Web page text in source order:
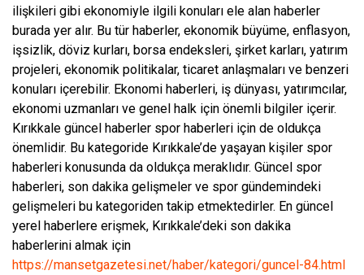
ilişkileri gibi ekonomiyle ilgili konuları ele alan haberler
burada yer alır. Bu tür haberler, ekonomik büyüme, enflasyon,
işsizlik, döviz kurları, borsa endeksleri, şirket karları, yatırım
projeleri, ekonomik politikalar, ticaret anlaşmaları ve benzeri
konuları içerebilir. Ekonomi haberleri, iş dünyası, yatırımcılar,
ekonomi uzmanları ve genel halk için önemli bilgiler içerir.
Kırıkkale güncel haberler spor haberleri için de oldukça
önemlidir. Bu kategoride Kırıkkale’de yaşayan kişiler spor
haberleri konusunda da oldukça meraklıdır. Güncel spor
haberleri, son dakika gelişmeler ve spor gündemindeki
gelişmeleri bu kategoriden takip etmektedirler. En güncel
yerel haberlere erişmek, Kırıkkale’deki son dakika
haberlerini almak için
https://mansetgazetesi.net/haber/kategori/guncel-84.html